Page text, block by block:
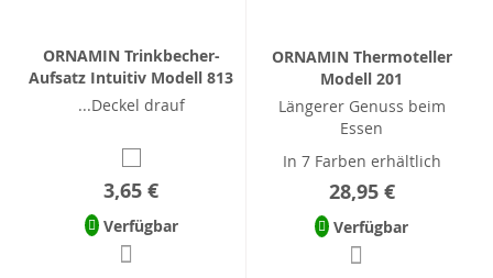
ORNAMIN Trinkbecher-
Aufsatz Intuitiv Modell 813
...Deckel drauf
3,65 €
Verfügbar
ORNAMIN Thermoteller
Modell 201
Längerer Genuss beim
Essen
In 7 Farben erhältlich
28,95 €
Verfügbar